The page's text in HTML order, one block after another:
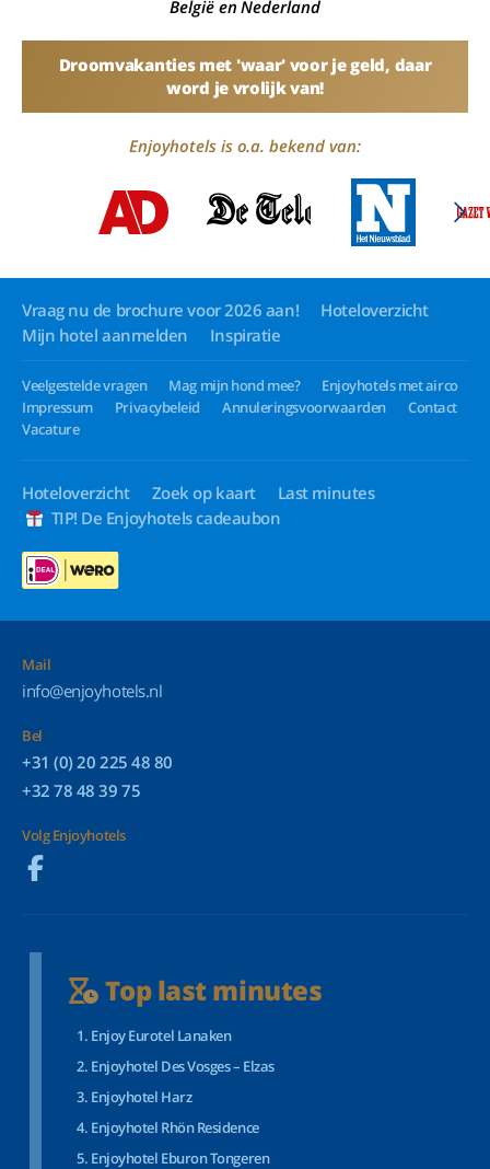
België en Nederland
Droomvakanties met 'waar' voor je geld, daar
word je vrolijk van!
Enjoyhotels is o.a. bekend van:
Vraag nu de brochure voor 2026 aan!
Hoteloverzicht
Mijn hotel aanmelden
Inspiratie
Veelgestelde vragen Mag mijn hond mee?
Enjoyhotels met airco
Impressum
Privacybeleid Annuleringsvoorwaarden
Contact
Vacature
Hoteloverzicht Zoek op kaart
Last minutes
TIP! De Enjoyhotels cadeaubon
Mail
info@enjoyhotels.nl
Bel
+31 (0) 20 225 48 80
+32 78 48 39 75
Volg Enjoyhotels
Top last minutes
Enjoy Eurotel Lanaken
Enjoyhotel Des Vosges – Elzas
Enjoyhotel Harz
Enjoyhotel Rhön Residence
Enjoyhotel Eburon Tongeren